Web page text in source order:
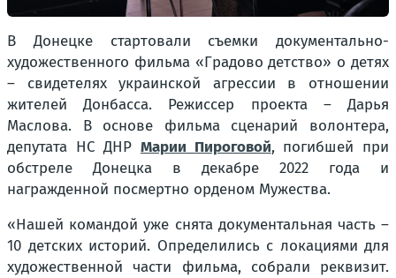
В Донецке стартовали съемки документально-
художественного фильма «Градово детство» о детях
– свидетелях украинской агрессии в отношении
жителей Донбасса. Режиссер проекта – Дарья
Маслова. В основе фильма сценарий волонтера,
депутата НС ДНР Марии Пироговой, погибшей при
обстреле Донецка в декабре 2022 года и
награжденной посмертно орденом Мужества.
«Нашей командой уже снята документальная часть –
10 детских историй. Определились с локациями для
художественной части фильма, собрали реквизит.